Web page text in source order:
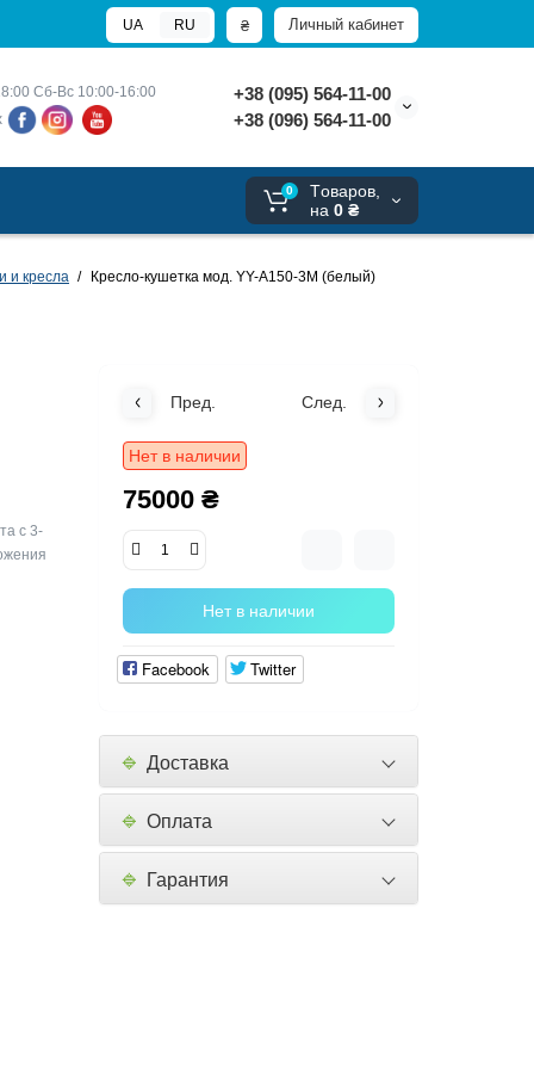
Личный кабинет
₴
UA RU
Сб-Вс 10:00-16:00
+38 (095) 564-11-00
+38 (096) 564-11-00
0
Tоваров,
на 0 ₴
и кресла Кресло-кушетка мод. YY-А150-3М (белый)
с 3-
Пред. След.
Нет в наличии
75000 ₴
Нет в наличии
Facebook Twitter
🔹 Доставка
🔹 Оплата
🔹 Гарантия